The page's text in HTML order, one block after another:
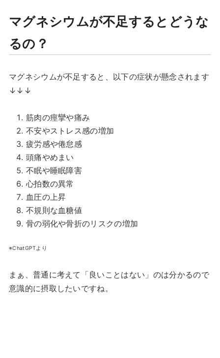
マグネシウムが不足するとどうな
るの？
マグネシウムが不足すると、以下の症状が懸念されます
↓↓↓
筋肉の痙攣や痛み
不安やストレス感の増加
疲労感や倦怠感
頭痛やめまい
不眠や睡眠障害
心拍数の異常
血圧の上昇
不規則な血糖値
骨の弱化や骨折のリスクの増加
※ChatGPTより
まぁ、普通に考えて「良いことはない」のは分かるので
意識的に摂取したいですね。